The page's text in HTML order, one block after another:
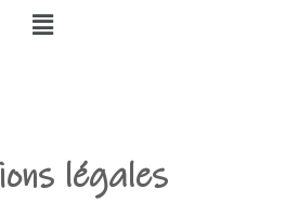
légales